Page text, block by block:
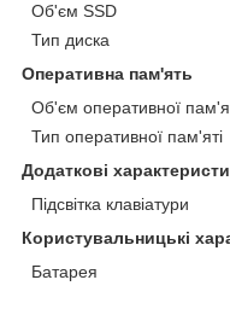
Об'єм SSD
Тип диска
Оперативна пам'ять
Об'єм оперативної
Тип оперативної пам'яті
Додаткові
Підсвітка клавіатури
Користувальницькі
Батарея